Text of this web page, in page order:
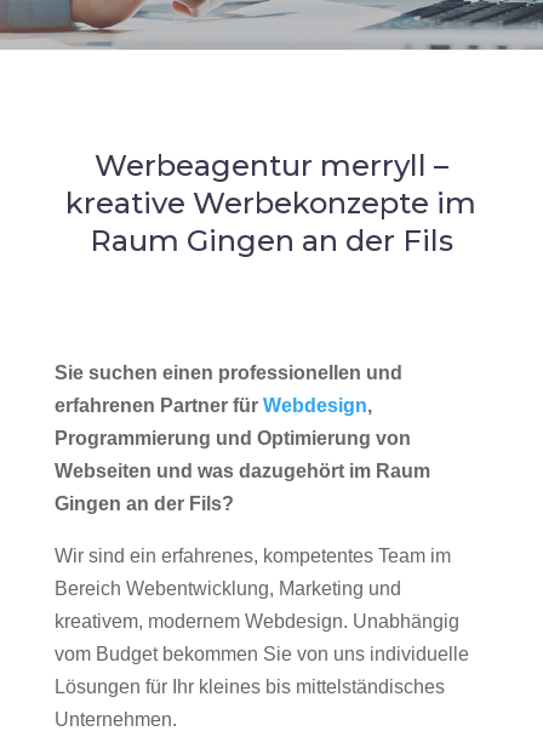
Werbeagentur merryll –
kreative Werbekonzepte im
Raum Gingen an der Fils
Sie suchen einen professionellen und
erfahrenen Partner für Webdesign,
Programmierung und Optimierung von
Webseiten und was dazugehört im Raum
Gingen an der Fils?
Wir sind ein erfahrenes, kompetentes Team im
Bereich Webentwicklung, Marketing und
kreativem, modernem Webdesign. Unabhängig
vom Budget bekommen Sie von uns individuelle
Lösungen für Ihr kleines bis mittelständisches
Unternehmen.